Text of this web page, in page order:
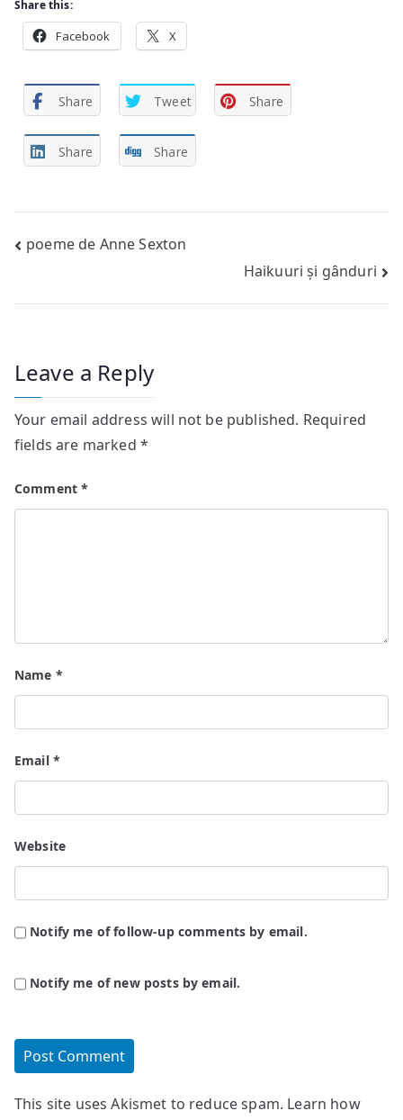
Share this:
Facebook X
Share Tweet Share
Share Share
Post
poeme de Anne Sexton
Haikuuri și gânduri
Leave a Reply
Your email address will not be published. Required
fields are marked *
Comment*
Name *
Email *
Website
Notify me of follow-up comments by email.
Notify me of new posts by email.
This site uses Akismet to reduce spam. Learn how